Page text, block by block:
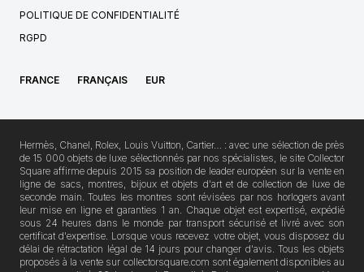
POLITIQUE DE CONFIDENTIALITÉ
RGPD
FRANCE FRANÇAIS EUR
Hermès, Chanel, Rolex, Louis Vuitton, Cartier… : avec une sélection de près
de 15 000 objets de luxe sélectionnés par nos spécialistes, le site Collector
Square affirme depuis 2015 sa position de leader européen sur la vente en
ligne de sacs, montres, bijoux et objets d'art et de collection de luxe de
seconde main. Toutes les montres sont révisées par nos horlogers avant
leur mise en ligne et garanties 1 an. Chaque objet est expertisé, expédié
sous 24 heures dans le monde par transport sécurisé et livré avec son
certificat d'expertise. Lorsque vous recevez votre objet, vous disposez du
délai de rétractation légal de 14 jours pour changer d'avis. Tous les objets
proposés à la vente sur collectorsquare.com sont également disponibles au